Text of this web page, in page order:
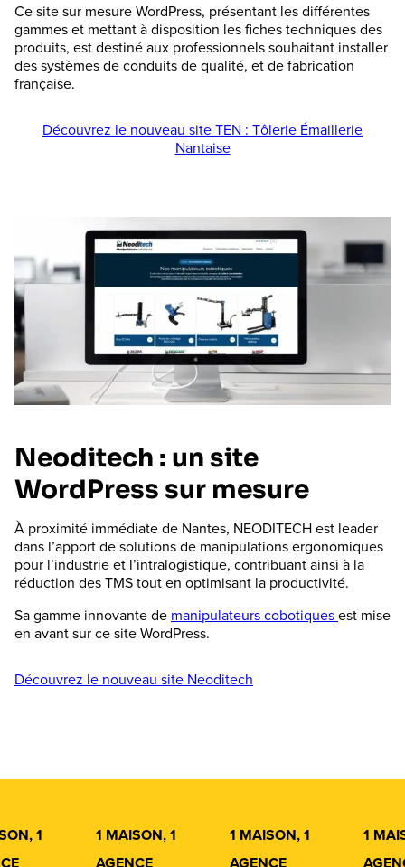
Ce site sur mesure WordPress, présentant les différentes
gammes et mettant à disposition les fiches techniques des
produits, est destiné aux professionnels souhaitant installer
des systèmes de conduits de qualité, et de fabrication
française.
Découvrez le nouveau site TEN : Tôlerie Émaillerie
Nantaise
Neoditech : un site
WordPress sur mesure
À proximité immédiate de Nantes, NEODITECH est leader
dans l’apport de solutions de manipulations ergonomiques
pour l’industrie et l’intralogistique, contribuant ainsi à la
réduction des TMS tout en optimisant la productivité.
Sa gamme innovante de manipulateurs cobotiquesest mise
en avant sur ce site WordPress.
Découvrez le nouveau site Neoditech
1
1 MAISON, 1
1 MAISON, 1
1